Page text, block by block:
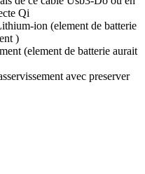
Qi
ion (element de batterie
)
(element de batterie aurait
avec preserver